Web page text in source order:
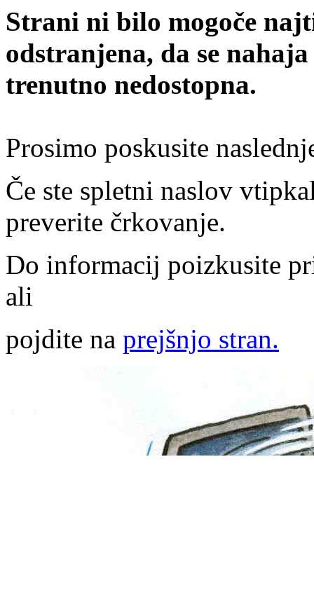
Strani ni bilo mogoče
odstranjena, da se
trenutno nedostopna.
Prosimo poskusite
Če ste spletni naslov
preverite črkovanje.
Do informacij poizkusite
ali
pojdite na prejšnjo stran.